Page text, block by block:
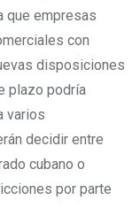
que empresas
con
disposiciones
plazo podría
varios
decidir entre
cubano o
por parte